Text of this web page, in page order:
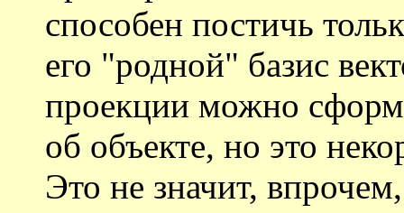
способен постичь
его "родной" базис
проекции можно
об объекте, но это
Это не значит,